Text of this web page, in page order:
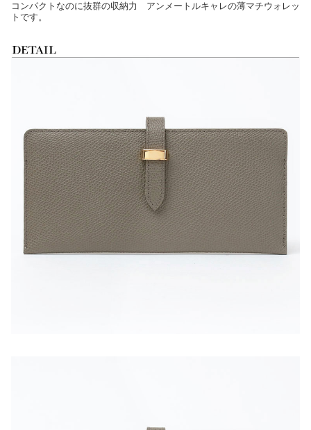
コンパクトなのに抜群の収納力 アンメートルキャレの薄マチウォレッ
トです。